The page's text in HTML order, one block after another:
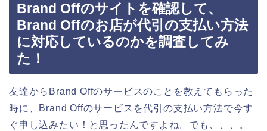
Brand Offのサイトを確認して、
Brand Offのお店が代引の支払い方法
に対応しているのかを調査してみ
た！
友達からBrand Offのサービスのことを教えてもらった
時に、Brand Offのサービスを代引の支払い方法で今す
ぐ申し込みたい！と思ったんですよね。でも、、、。